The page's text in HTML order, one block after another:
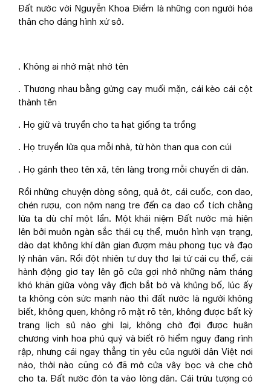
Đất nước với Nguyễn Khoa Điềm là những con người hóa
thân cho dáng hình xứ sở.
. Không ai nhớ mặt nhớ tên
. Thương nhau bằng gừng cay muối mặn, cái kèo cái cột
thành tên
. Họ giữ và truyền cho ta hạt giống ta trồng
. Họ truyền lửa qua mỗi nhà, từ hòn than qua con cúi
. Họ gánh theo tên xã, tên làng trong mỗi chuyến di dân.
Rồi những chuyện dòng sông, quả ớt, cái cuốc, con dao,
chén rượu, con nộm nang tre đến ca dao cổ tích chằng
lừa ta dù chỉ một lần. Một khái niệm Đất nước mà hiện
lên bởi muôn ngàn sắc thái cụ thể, muôn hình vạn trạng,
dào dạt không khí dân gian đượm màu phong tục và đạo
lý nhân văn. Rồi đột nhiên tư duy thơ lại từ cái cụ thể, cái
hành động giơ tay lên gõ cửa gợi nhớ những năm tháng
khó khăn giữa vòng vây địch bắt bớ và khủng bố, lúc ấy
ta không còn sức mạnh nào thì đất nước là người không
biết, không quen, không rõ mặt rõ tên, không được bất kỳ
trang lịch sủ nào ghi lại, không chờ đợi được huân
chương vinh hoa phú quý và biết rõ hiểm nguy đang rình
rập, nhưng cái ngay thẳng tin yêu của người dân Việt nơi
nào, thời nào cũng có đã mở cửa vây bọc và che chở
cho ta. Đất nước đón ta vào lòng dân. Cái trừu tượng có